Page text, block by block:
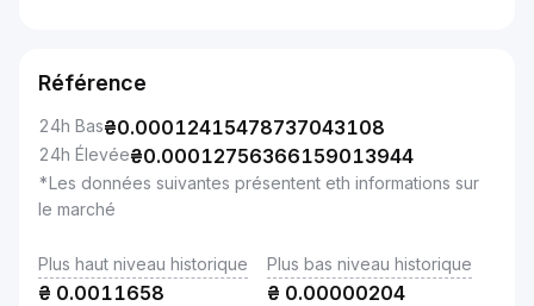
Référence
24h Bas₴0.00012415478737043108
24h Élevée₴0.00012756366159013944
*Les données suivantes présentent eth informations sur
le marché
Plus haut niveau historique
₴ 0.0011658
Plus bas niveau historique
₴ 0.00000204